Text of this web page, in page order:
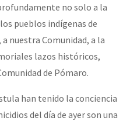
no solo a la
pueblos indígenas de
nuestra Comunidad, a la
lazos históricos,
de Pómaro.
han tenido la conciencia
del día de ayer son una